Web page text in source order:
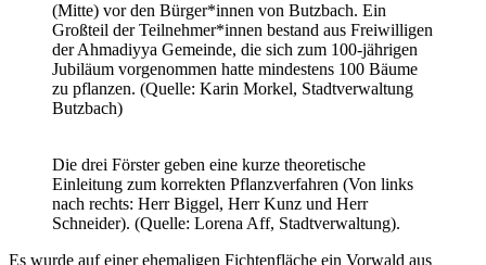
(Mitte) vor den Bürger*innen von Butzbach. Ein
Großteil der Teilnehmer*innen bestand aus Freiwilligen
der Ahmadiyya Gemeinde, die sich zum 100-jährigen
Jubiläum vorgenommen hatte mindestens 100 Bäume
zu pflanzen. (Quelle: Karin Morkel, Stadtverwaltung
Butzbach)
Die drei Förster geben eine kurze theoretische
Einleitung zum korrekten Pflanzverfahren (Von links
nach rechts: Herr Biggel, Herr Kunz und Herr
Schneider). (Quelle: Lorena Aff, Stadtverwaltung).
Es wurde auf einer ehemaligen Fichtenfläche ein Vorwald aus